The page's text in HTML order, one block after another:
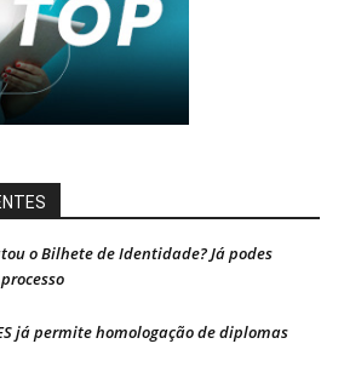
o Bilhete de Identidade? Já podes
já permite homologação de diplomas